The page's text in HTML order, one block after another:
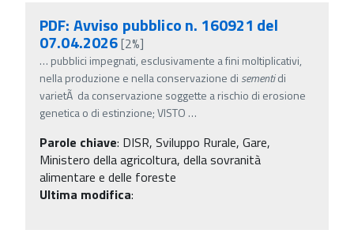
PDF: Avviso pubblico n. 160921 del
07.04.2026[2%]
… pubblici impegnati, esclusivamente a fini moltiplicativi,
nella produzione e nella conservazione di sementidi
varietÃ da conservazione soggette a rischio di erosione
genetica o di estinzione; VISTO …
Parole chiave: DISR, Sviluppo Rurale, Gare,
Ministero della agricoltura, della sovranità
alimentare e delle foreste
Ultima modifica: